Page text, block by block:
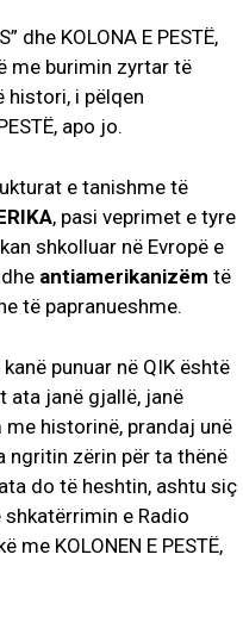
dhe KOLONA E PESTË,
me burimin zyrtar të
histori, i pëlqen
apo jo.
e tanishme të
, pasi veprimet e tyre
shkolluar në Evropë e
dhe antiamerikanizëm të
të papranueshme.
punuar në QIK është
ata janë gjallë, janë
historinë, prandaj unë
ngritin zërin për ta thënë
do të heshtin, ashtu siç
shkatërrimin e Radio
KOLONEN E PESTË,